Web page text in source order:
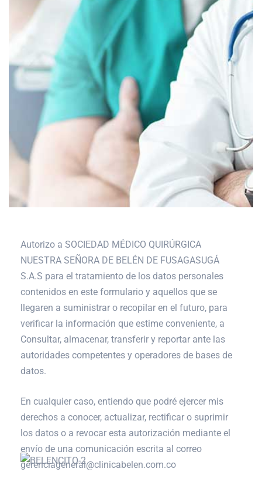
Autorizo a SOCIEDAD MÉDICO QUIRÚRGICA
NUESTRA SEÑORA DE BELÉN DE FUSAGASUGÁ
S.A.S para el tratamiento de los datos personales
contenidos en este formulario y aquellos que se
llegaren a suministrar o recopilar en el futuro, para
verificar la información que estime conveniente, a
Consultar, almacenar, transferir y reportar ante las
autoridades competentes y operadores de bases de
datos.
En cualquier caso, entiendo que podré ejercer mis
derechos a conocer, actualizar, rectificar o suprimir
los datos o a revocar esta autorización mediante el
envío de una comunicación escrita al correo
gerenciageneral@clinicabelen.com.co